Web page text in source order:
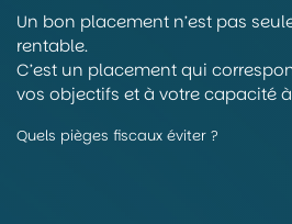
Un bon placement n’est pas
rentable.
C’est un placement qui
vos objectifs et à votre capacité
Quels pièges fiscaux éviter ?